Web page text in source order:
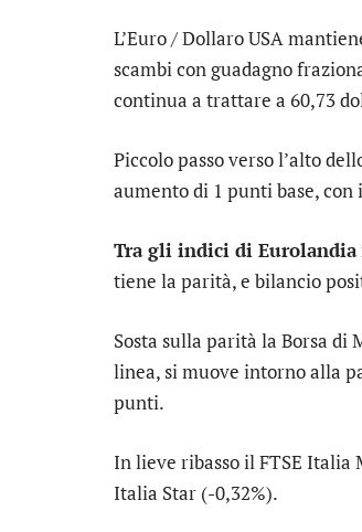
L’Euro / Dollaro USA
scambi con guadagno
continua a trattare a 60,73
Piccolo passo verso l’alto
aumento di 1 punti base,
Tra gli indici di Eurolandia
tiene la parità, e bilancio
Sosta sulla parità la Borsa di
linea, si muove intorno alla
punti.
In lieve ribasso ilFTSE Italia
Italia Star (-0,32%).